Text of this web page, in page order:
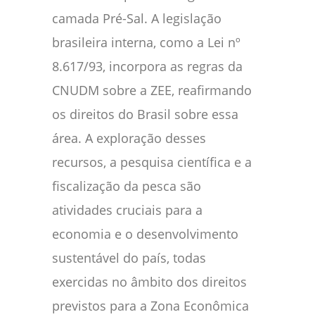
camada Pré-Sal. A legislação
brasileira interna, como a Lei nº
8.617/93, incorpora as regras da
CNUDM sobre a ZEE, reafirmando
os direitos do Brasil sobre essa
área. A exploração desses
recursos, a pesquisa científica e a
fiscalização da pesca são
atividades cruciais para a
economia e o desenvolvimento
sustentável do país, todas
exercidas no âmbito dos direitos
previstos para a Zona Econômica